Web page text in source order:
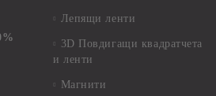
Лепящи ленти
3D Повдигащи квадратчета
и ленти
Магнити